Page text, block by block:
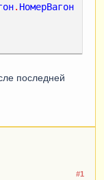
. НомерВагон
последней
#1